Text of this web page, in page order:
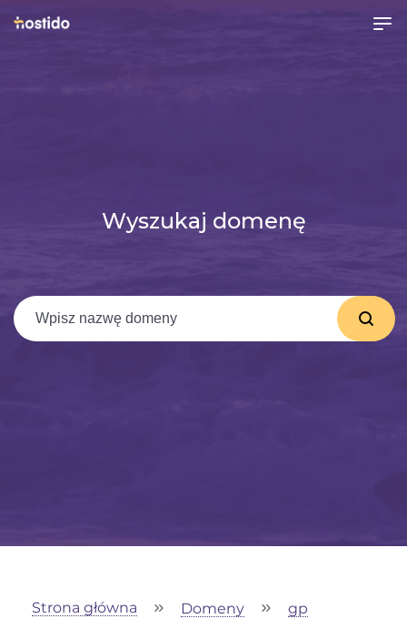
Wyszukaj domenę
Strona główna Domeny gp